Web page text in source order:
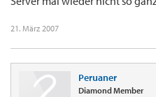
21. März 2007
Peruaner
Diamond Member